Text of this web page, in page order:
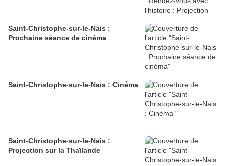
Saint-Christophe-sur-le-Nais :
Prochaine séance de cinéma
Saint-Christophe-sur-le-Nais : Cinéma
Saint-Christophe-sur-le-Nais :
Projection sur la Thaïlande